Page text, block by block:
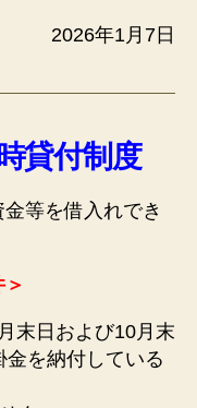
2026年1月7日
貸付制度
等を借入れでき
末日および10月末
金を納付している